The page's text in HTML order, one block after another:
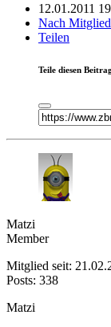
12.01.2011
Nach
Teilen
Teile diesen Beitrag
Matzi
Member
Mitglied seit:
Posts: 338
Matzi